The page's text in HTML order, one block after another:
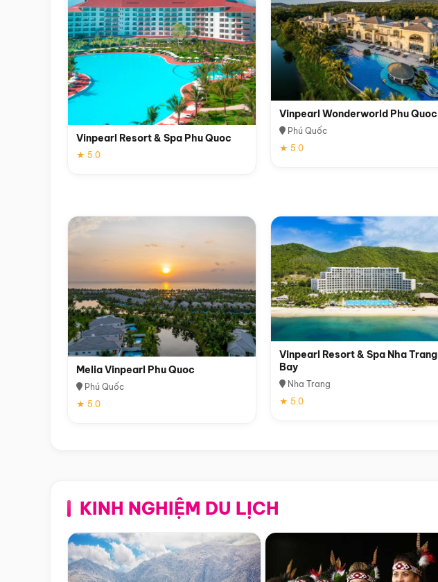
Vinpearl Resort & Spa Phu Quoc
★ 5.0
Vinpearl Wonderworld Phu Quoc
Phú Quốc
★ 5.0
Melia Vinpearl Phu Quoc
Phú Quốc
★ 5.0
Vinpearl Resort & Spa Nha Trang
Bay
Nha Trang
★ 5.0
KINH NGHIỆM DU LỊCH